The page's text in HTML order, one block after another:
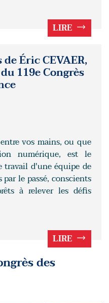
LIRE
Éric CEVAER,
119e Congrès
vos mains, ou que
numérique, est le
travail d'une équipe de
le passé, conscients
à relever les défis
LIRE
des